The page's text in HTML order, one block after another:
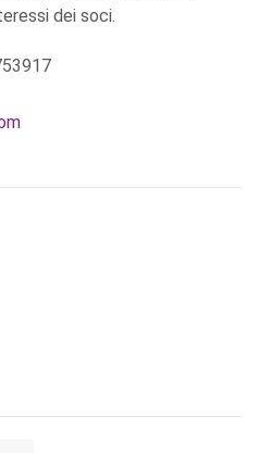
dei soci.